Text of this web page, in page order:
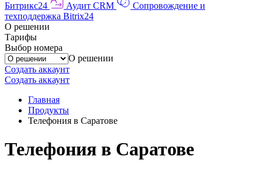
Битрикс24
Аудит CRM
Сопровождение и
техподдержка Bitrix24
О решении
Тарифы
Выбор номера
О решении
Создать аккаунт
Создать аккаунт
Главная
Продукты
Телефония в Саратове
Телефония в Саратове